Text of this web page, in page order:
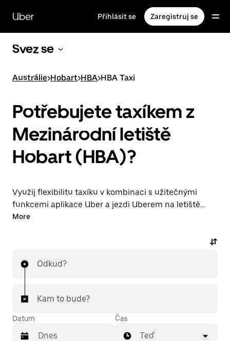
hlavní
obsah
Uber Přihlásit se Zaregistruj se
Svez se
Austrálie>Hobart>HBA>HBA Taxi
Potřebujete taxíkem z
Mezinárodní letiště
Hobart (HBA)?
Využij flexibilitu taxíku v kombinaci s užitečnými
funkcemi aplikace Uber a jezdi Uberem na letiště
HBA i z něj. Můžeš si objednávat jízdy na poslední
More
Odkud?
Kam to bude?
Datum Čas
Teď